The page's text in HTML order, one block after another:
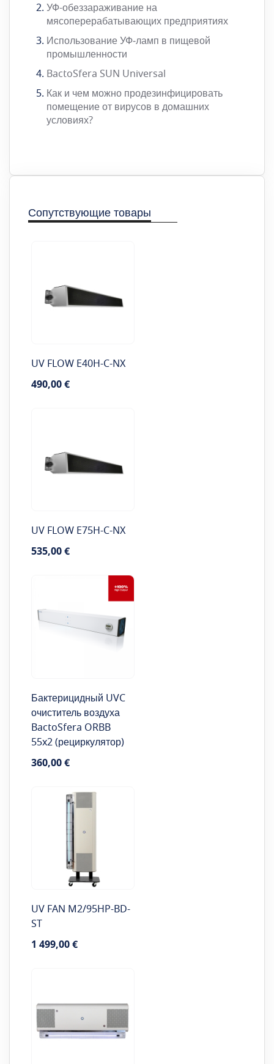
УФ-обеззараживание на
мясоперерабатывающих предприятиях
Использование УФ‑ламп в пищевой
промышленности
BactoSfera SUN Universal
Как и чем можно продезинфицировать
помещение от вирусов в домашних
условиях?
Сопутствующие товары
UV FLOW E40H-C-NX
490,00 €
UV FLOW E75H-C-NX
535,00 €
Бактерицидный UVC
очиститель воздуха
BactoSfera ORBB
55x2 (рециркулятор)
360,00 €
UV FAN M2/95HP-BD-
ST
1 499,00 €